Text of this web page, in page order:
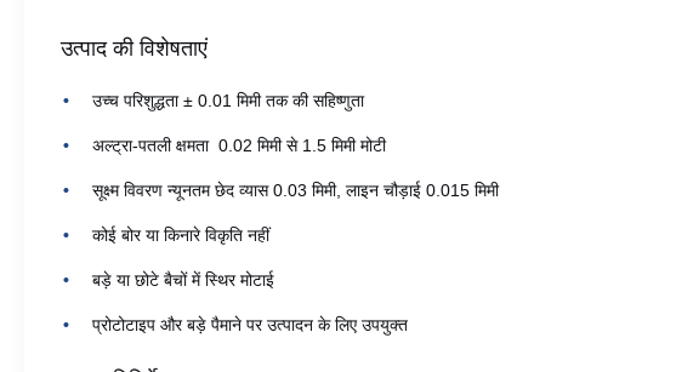
उत्पाद की विशेषताएं
उच्च परिशुद्धता ± 0.01 मिमी तक की सहिष्णुता
अल्ट्रा-पतली क्षमता ️ 0.02 मिमी से 1.5 मिमी मोटी
सूक्ष्म विवरण न्यूनतम छेद व्यास 0.03 मिमी, लाइन चौड़ाई 0.015 मिमी
कोई बोर या किनारे विकृति नहीं
बड़े या छोटे बैचों में स्थिर मोटाई
प्रोटोटाइप और बड़े पैमाने पर उत्पादन के लिए उपयुक्त